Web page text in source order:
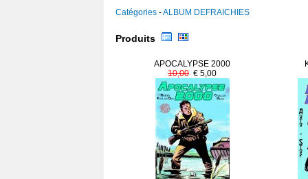
Catégories-ALBUM DEFRAICHIES
Produits
APOCALYPSE 2000
10,00 € 5,00